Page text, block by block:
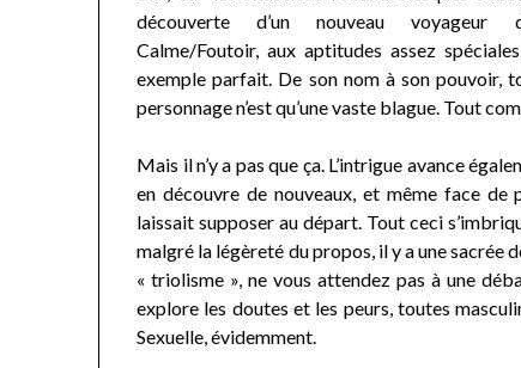
découverte d’un nouveau voyageur
Calme/Foutoir, aux aptitudes assez
exemple parfait. De son nom à son pouvoir,
personnage n’est qu’une vaste blague. Tout
Mais il n’y a pas que ça. L’intrigue avance
en découvre de nouveaux, et même face de
laissait supposer au départ. Tout ceci
malgré la légèreté du propos, il y a une sacrée
« triolisme », ne vous attendez pas à une
explore les doutes et les peurs, toutes
Sexuelle, évidemment.